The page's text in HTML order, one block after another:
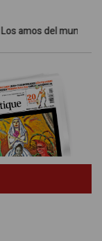
del mundo